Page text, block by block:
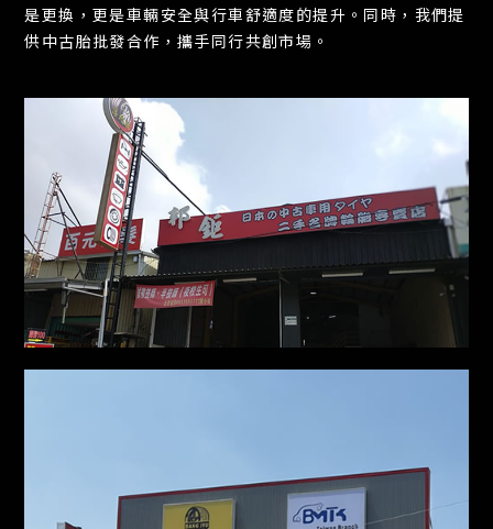
是更換，更是車輛安全與行車舒適度的提升。同時，我們提
供中古胎批發合作，攜手同行共創市場。